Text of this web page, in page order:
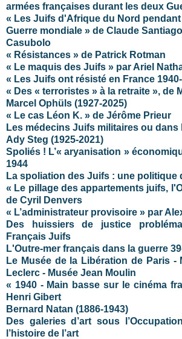
armées françaises durant les deux
« Les Juifs d'Afrique du Nord
Guerre mondiale » de Claude
Casubolo
« Résistances » de Patrick Rotman
« Le maquis des Juifs » par Ariel
« Les Juifs ont résisté en France
« Des « terroristes » à la retraite », de
Marcel Ophüls (1927-2025)
« Le cas Léon K. » de Jérôme Prieur
Les médecins Juifs militaires ou dans
Ady Steg (1925-2021)
Spoliés ! L’« aryanisation »
1944
La spoliation des Juifs : une politique
« Le pillage des appartements juifs,
de Cyril Denvers
« L’administrateur provisoire » par
Des huissiers de justice
Français Juifs
L'Outre-mer français dans la guerre
Le Musée de la Libération de Paris -
Leclerc - Musée Jean Moulin
« 1940 - Main basse sur le cinéma
Henri Gibert
Bernard Natan (1886-1943)
Des galeries d’art sous
l’histoire de l’art